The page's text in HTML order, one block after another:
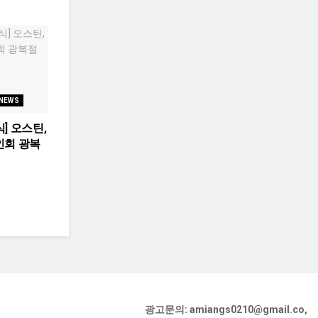
] 오스틴,
회 광복
광고문의: amiangs0210@gmail.co,